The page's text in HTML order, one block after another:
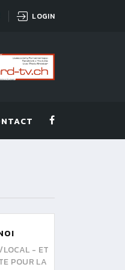
LOGIN
LOCAL - ET
POUR LA